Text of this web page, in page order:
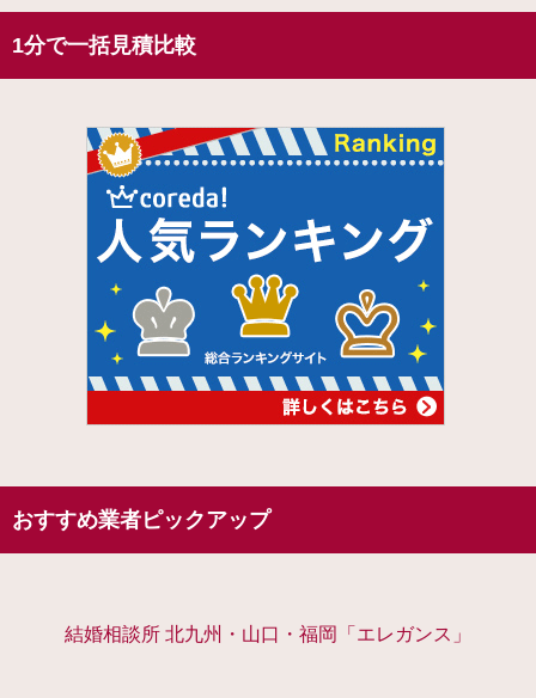
1分で一括見積比較
おすすめ業者ピックアップ
結婚相談所 北九州・山口・福岡「エレガンス」